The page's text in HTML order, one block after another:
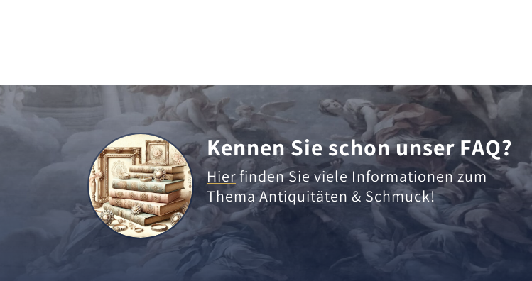
Kennen Sie schon unser FAQ?
Hierfinden Sie viele Informationen zum
Thema Antiquitäten & Schmuck!